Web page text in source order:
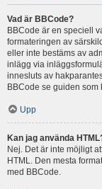
Vad är BBCode?
BBCode är en speciell
formateringen av
eller inte bestäms av
inlägg via
innesluts av
BBCode se guiden
Upp
Kan jag använda
Nej. Det är inte möjligt
HTML. Den mesta
med BBCode.